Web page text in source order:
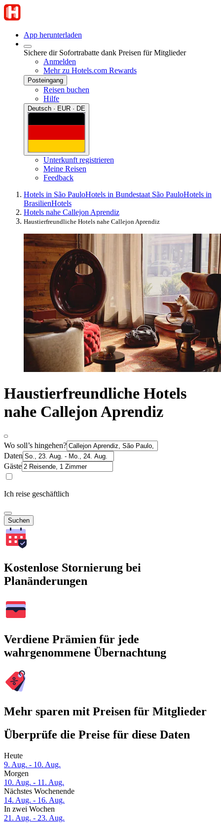
App herunterladen
Sichere dir Sofortrabatte dank Preisen für Mitglieder
Anmelden
Mehr zu Hotels.com Rewards
Posteingang
Reisen buchen
Hilfe
Deutsch · EUR · DE
Unterkunft registrieren
Meine Reisen
Feedback
Hotels in São PauloHotels in Bundestaat São PauloHotels in
BrasilienHotels
Hotels nahe Callejon Aprendiz
Haustierfreundliche Hotels nahe Callejon Aprendiz
Haustierfreundliche Hotels
nahe Callejon Aprendiz
Wo soll’s hingehen?
Daten
Gäste
Ich reise geschäftlich
Suchen
Kostenlose Stornierung bei
Planänderungen
Verdiene Prämien für jede
wahrgenommene Übernachtung
Mehr sparen mit Preisen für Mitglieder
Überprüfe die Preise für diese Daten
Heute
9. Aug. - 10. Aug.
Morgen
10. Aug. - 11. Aug.
Nächstes Wochenende
14. Aug. - 16. Aug.
In zwei Wochen
21. Aug. - 23. Aug.